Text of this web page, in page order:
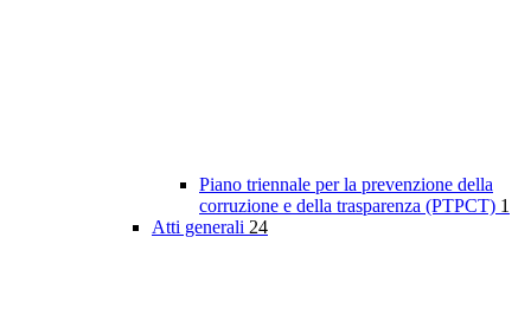
Piano triennale per la prevenzione della
corruzione e della trasparenza (PTPCT) 1
Atti generali 24